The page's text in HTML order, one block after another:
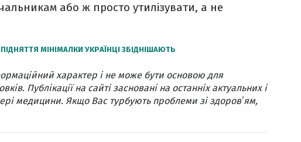
або ж просто утилізувати, а не
МІНІМАЛКИ УКРАЇНЦІ ЗБІДНІШАЮТЬ
характер і не може бути основою для
Публікації на сайті засновані на останніх актуальних і
медицини. Якщо Вас турбують проблеми зі здоровʼям,